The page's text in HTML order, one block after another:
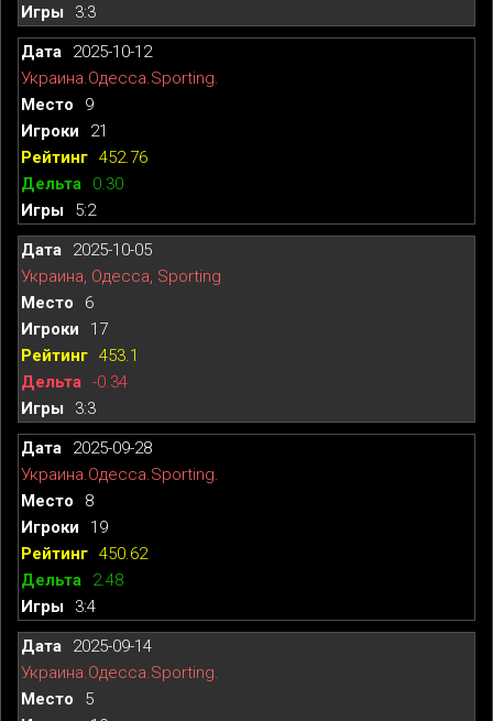
3:3
2025-10-12
Украина.Одесса.Sporting.
9
21
452.76
0.30
5:2
2025-10-05
Украина, Одесса, Sporting
6
17
453.1
-0.34
3:3
2025-09-28
Украина.Одесса.Sporting.
8
19
450.62
2.48
3:4
2025-09-14
Украина.Одесса.Sporting.
5